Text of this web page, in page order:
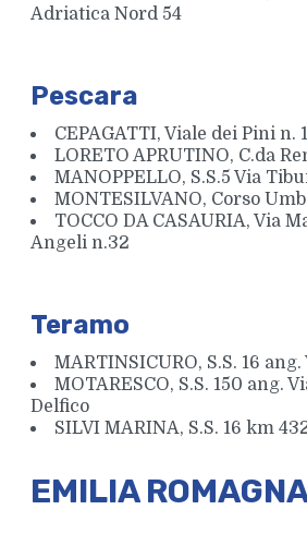
Bicchieri
Adriatica Nord 54
Pescara
CEPAGATTI, Viale dei Pini n.
LORETO APRUTINO, C.da
MANOPPELLO, S.S.5 Via
MONTESILVANO, Corso
TOCCO DA CASAURIA, Via
Angeli n.32
Teramo
MARTINSICURO, S.S. 16 ang.
MOTARESCO, S.S. 150 ang.
Delfico
SILVI MARINA, S.S. 16 km
EMILIA